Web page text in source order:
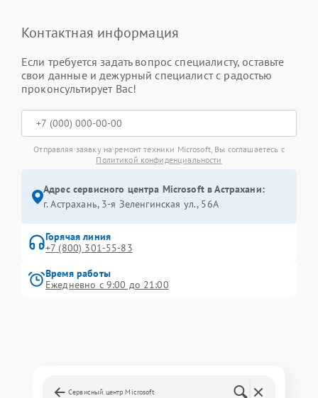
Контактная информация
Если требуется задать вопрос специалисту, оставьте
свои данные и дежурный специалист с радостью
проконсультирует Вас!
Отправляя заявку на ремонт техники Microsoft, Вы соглашаетесь с
Политикой конфиденциальности
Адрес сервисного центра Microsoft в Астрахани:
г. Астрахань, 3-я Зеленгинская ул., 56А
Горячая линия
+7 (800) 301-55-83
Время работы
Ежедневно с 9:00 до 21:00
Сервисный центр Microsoft